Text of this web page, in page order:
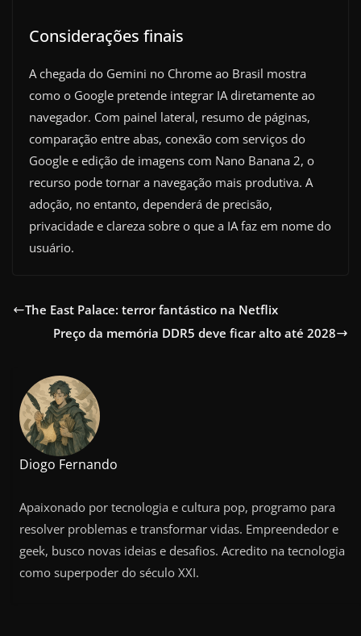
Considerações finais
A chegada do Gemini no Chrome ao Brasil mostra
como o Google pretende integrar IA diretamente ao
navegador. Com painel lateral, resumo de páginas,
comparação entre abas, conexão com serviços do
Google e edição de imagens com Nano Banana 2, o
recurso pode tornar a navegação mais produtiva. A
adoção, no entanto, dependerá de precisão,
privacidade e clareza sobre o que a IA faz em nome do
usuário.
The East Palace: terror fantástico na Netflix
Preço da memória DDR5 deve ficar alto até 2028
Diogo Fernando
Apaixonado por tecnologia e cultura pop, programo para
resolver problemas e transformar vidas. Empreendedor e
geek, busco novas ideias e desafios. Acredito na tecnologia
como superpoder do século XXI.